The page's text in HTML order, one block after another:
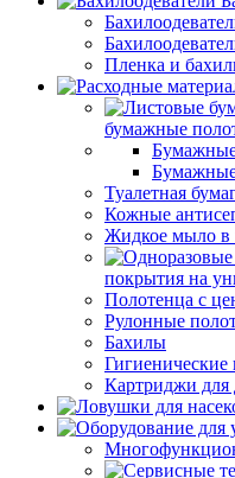
Пленка и
бумажные
Туалетная
Кожные
Жидкое мыло в
покрытия на
Полотенца с
Рулонные
Бахилы
Гигиенические
Картриджи для